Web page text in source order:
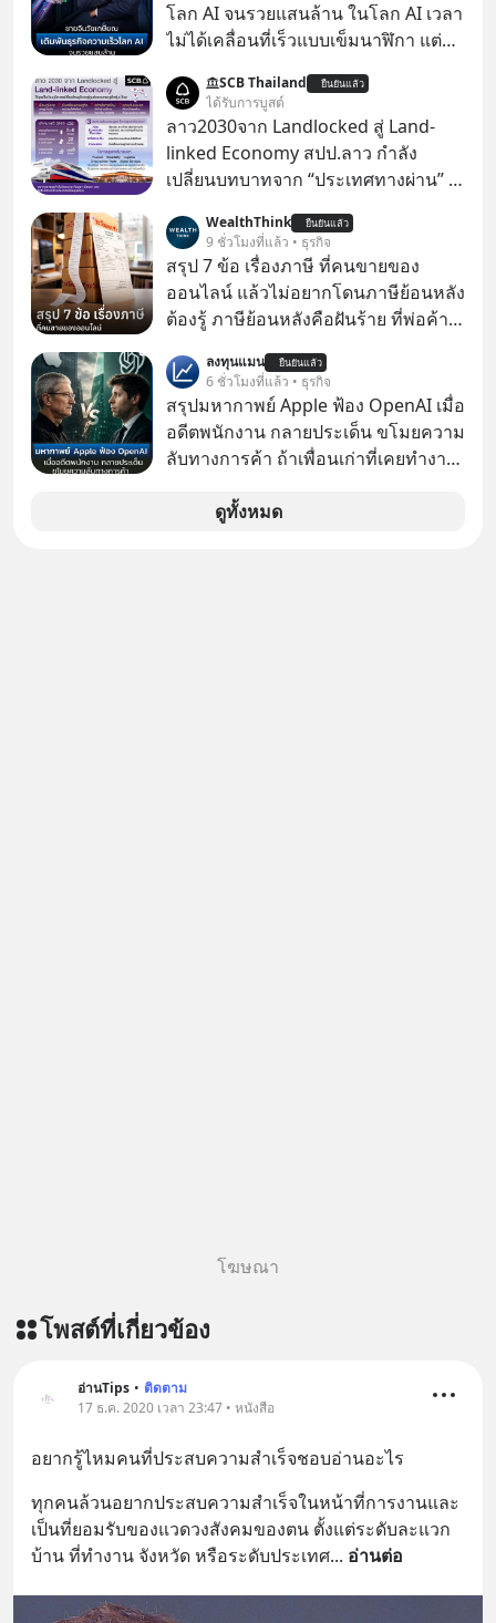
โลก AI จนรวยแสนล้าน ในโลก AI เวลา
ไม่ได้เคลื่อนที่เร็วแบบเข็มนาฬิกา แต่
SCB Thailand ยืนยันแล้ว
ได้รับการบูสต์
ลาว2030จาก Landlocked สู่ Land-
linked Economy สปป.ลาว กำลัง
เปลี่ยนบทบาทจาก “ประเทศทางผ่าน” สู่
ของอนุภูมิภาคลุ่มแม่น้ำโขง
WealthThink ยืนยันแล้ว
9 ชั่วโมงที่แล้ว • ธุรกิจ
สรุป 7 ข้อ เรื่องภาษี ที่คนขายของ
ออนไลน์ แล้วไม่อยากโดนภาษีย้อนหลัง
ต้องรู้ ภาษีย้อนหลังคือฝันร้าย ที่พ่อค้า
ลงทุนแมน ยืนยันแล้ว
6 ชั่วโมงที่แล้ว • ธุรกิจ
สรุปมหากาพย์ Apple ฟ้อง OpenAI เมื่อ
อดีตพนักงาน กลายประเด็น ขโมยความ
ลับทางการค้า ถ้าเพื่อนเก่าที่เคยทำงาน
เก่าที่เขาเคยทำไว้ ตอนยังอยู่บริษัท
ดูทั้งหมด
โฆษณา
โพสต์ที่เกี่ยวข้อง
อ่านTips • ติดตาม
17 ธ.ค. 2020 เวลา 23:47 • หนังสือ
อยากรู้ไหมคนที่ประสบความสำเร็จชอบอ่านอะไร
ทุกคนล้วนอยากประสบความสำเร็จในหน้าที่การงานและ
เป็นที่ยอมรับของแวดวงสังคมของตน ตั้งแต่ระดับละแวก
บ้าน ที่ทำงาน จังหวัด หรือระดับประเทศ... อ่านต่อ